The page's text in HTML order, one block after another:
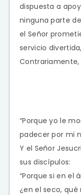
dispuesta a
ninguna parte
el Señor
servicio
Contrariamente,
“Porque yo le
padecer por mi
Y el Señor
sus discípulos:
“Porque si en el
¿en el seco, qué